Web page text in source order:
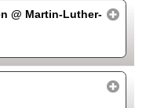
@ Martin-Luther-